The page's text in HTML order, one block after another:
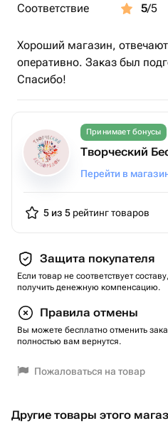
Соответствие 5/5
Хороший магазин,
оперативно. Заказ был
Спасибо!
Принимает бонусы
Творческий
Перейти в
5 из 5 рейтинг товаров
Защита покупателя
Если товар не соответствует
получить денежную компенсацию.
Правила отмены
Вы можете бесплатно отменить
полностью вам вернутся.
Пожаловаться на товар
Другие товары этого